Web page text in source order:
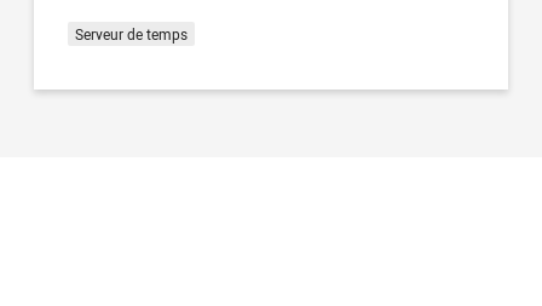
Serveur de temps